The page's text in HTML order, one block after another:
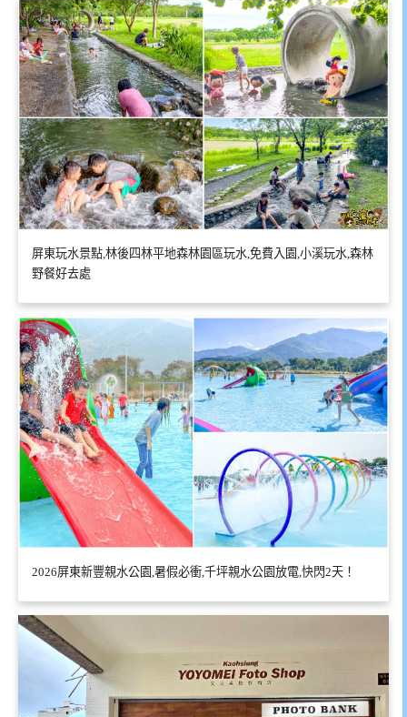
屏東玩水景點,林後四林平地森林園區玩水,免費入園,小溪玩水,森林
野餐好去處
2026屏東新豐親水公園,暑假必衝,千坪親水公園放電,快閃2天！